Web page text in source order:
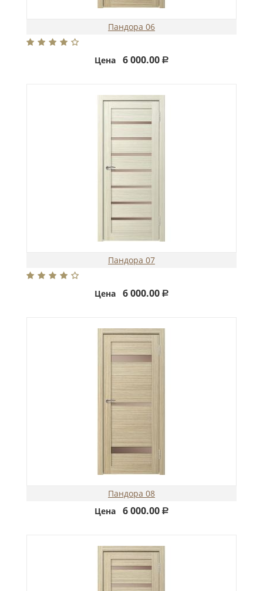
Пандора 06
Цена 6 000.00 Р
Пандора 07
Цена 6 000.00 Р
Пандора 08
Цена
6 000.00 Р